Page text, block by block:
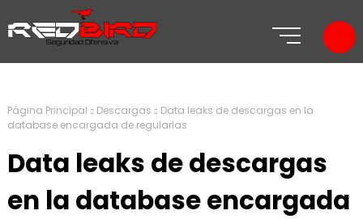
Página Principal Descargas
Data leaks de descargas en la
database encargada de regularlas
Data leaks de descargas
en la database encargada